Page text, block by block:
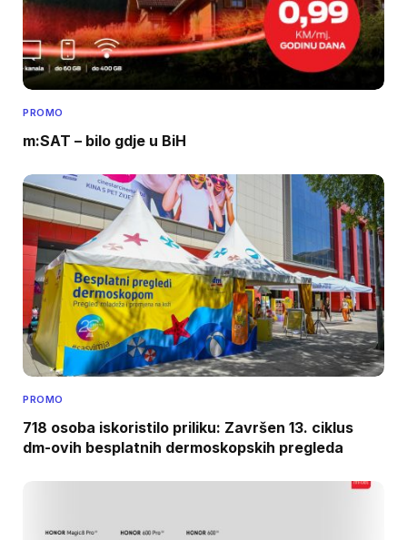
PROMO
m:SAT – bilo gdje u BiH
PROMO
718 osoba iskoristilo priliku: Završen 13. ciklus
dm-ovih besplatnih dermoskopskih pregleda